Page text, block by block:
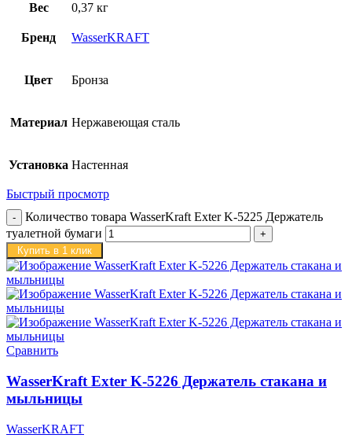
Вес
0,37 кг
Бренд WasserKRAFT
Цвет Бронза
Материал Нержавеющая сталь
Установка Настенная
Быстрый просмотр
Количество товара WasserKraft Exter K-5225 Держатель
туалетной бумаги
Купить в 1 клик
Сравнить
WasserKraft Exter K-5226 Держатель стакана и
мыльницы
WasserKRAFT